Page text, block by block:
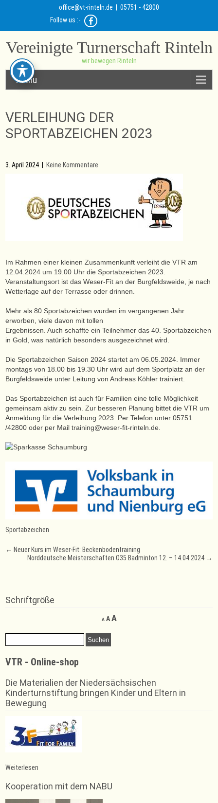
office@vt-rinteln.de | 05751 - 42800
Follow us :-
Vereinigte Turnerschaft Rinteln
wir bewegen Rinteln
Menu
VERLEIHUNG DER
SPORTABZEICHEN 2023
3. April 2024 Keine Kommentare
Im Rahmen einer kleinen Zusammenkunft verleiht die VTR am
12.04.2024 um 19.00 Uhr die Sportabzeichen 2023.
Veranstaltungsort ist das Weser-Fit an der Burgfeldsweide, je nach
Wetterlage auf der Terrasse oder drinnen.
Mehr als 80 Sportabzeichen wurden im vergangenen Jahr
erworben, viele davon mit tollen
Ergebnissen. Auch schaffte ein Teilnehmer das 40. Sportabzeichen
in Gold, was natürlich besonders ausgezeichnet wird.
Die Sportabzeichen Saison 2024 startet am 06.05.2024. Immer
montags von 18.00 bis 19.30 Uhr wird auf dem Sportplatz an der
Burgfeldsweide unter Leitung von Andreas Köhler trainiert.
Das Sportabzeichen ist auch für Familien eine tolle Möglichkeit
gemeinsam aktiv zu sein. Zur besseren Planung bittet die VTR um
Anmeldung für die Verleihung 2023. Per Telefon unter 05751
/42800 oder per Mail training@weser-fit-rinteln.de.
Sportabzeichen
Post
navigation
← Neuer Kurs im Weser-Fit: Beckenbodentraining
Norddeutsche Meisterschaften O35 Badminton 12. – 14.04.2024 →
Schriftgröße
A
Decrease
font
AReset
size.
AIncrease
Suchen
nach:
VTR - Online-shop
Die Materialien der Niedersächsischen
Kinderturnstiftung bringen Kinder und Eltern in
Bewegung
Weiterlesen
der
Sportabzeichen
2023
Kooperation mit dem NABU